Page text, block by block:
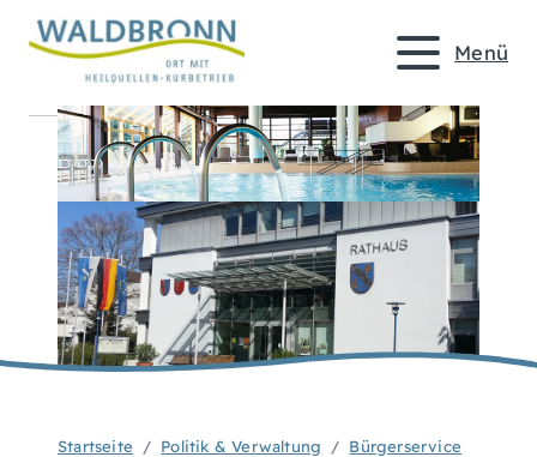
Menü
Startseite Politik & Verwaltung
Bürgerservice